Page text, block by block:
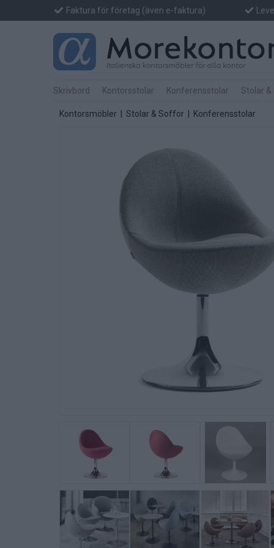
Faktura för företag (även e-faktura)
Skrivbord Kontorsstolar Konferensstolar Stolar
Kontorsmöbler Stolar & Soffor Konferensstolar